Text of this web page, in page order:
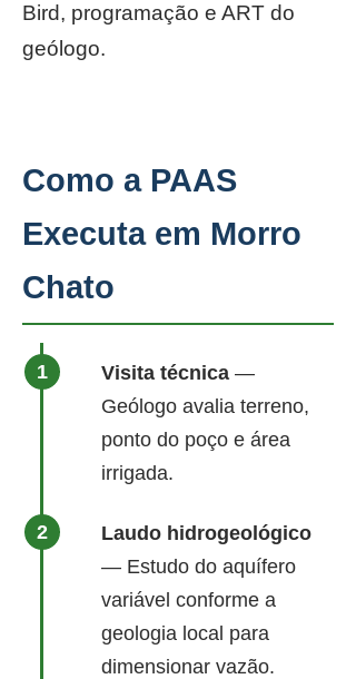
Bird, programação e ART do
geólogo.
Como a PAAS
Executa em Morro
Chato
Visita técnica —
Geólogo avalia terreno,
ponto do poço e área
irrigada.
Laudo hidrogeológico
— Estudo do aquífero
variável conforme a
geologia local para
dimensionar vazão.